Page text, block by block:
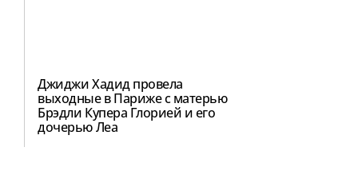
Джиджи Хадид провела
выходные в Париже с матерью
Брэдли Купера Глорией и его
дочерью Леа